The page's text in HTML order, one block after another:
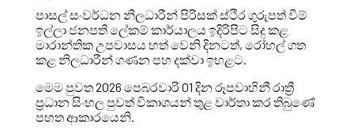
පාසල් සංවර්ධන නිලධාරීන් පිරිසක් ස්ථිර ගුරුපත් වීම්
ඉල්ලා ජනපති ලේකම් කාර්යාලය ඉදිරිපිට සිදු කළ
මාරාන්තික උපවාසය හත් වෙනි දිනටත්, රෝහල් ගත
කළ නිලධාරීන් ගණන පහ දක්වා ඉහළට.
මෙම පුවත 2026 පෙබරවාරි 01 දින රූපවාහිනී රාත්‍රී
ප්‍රධාන සිංහල පුවත් විකාශයන් තුළ වාර්තා කර තිබුණේ
පහත ආකාරයෙනි.